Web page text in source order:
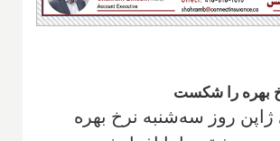
بهره را شکست
روز سه‌شنبه نرخ بهره